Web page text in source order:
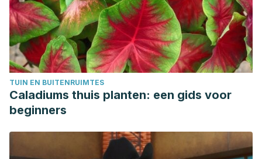
(2013).Skin care for acne-prone skin. Consultado el 15 de
junio de 2023.
https://www.ncbi.nlm.nih.gov/books/NBK279208/
Kurokawa, I., Nakase, K. (2020). Recent advances in
understanding and managing acne.F1000Research,9,792.
https://www.ncbi.nlm.nih.gov/pmc/articles/PMC7391011/
Leung, A. K., Barankin, B., Lam, J. M., Leong, K. F., Hon, K. L.
https://www.ncbi.nlm.nih.gov/pmc/articles/PMC8510514/
TUIN EN BUITENRUIMTES
Caladiums thuis planten: een gids voor
beginners